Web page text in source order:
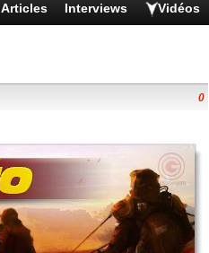
Articles Interviews Vidéos
0